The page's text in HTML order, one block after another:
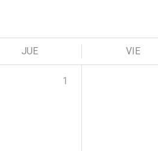
JUE VIE
1